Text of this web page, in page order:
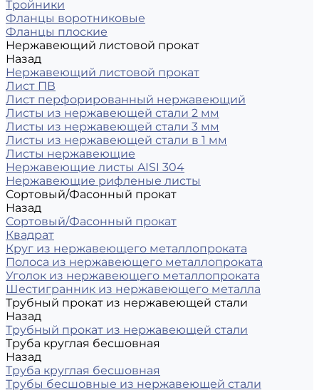
Тройники
Фланцы воротниковые
Фланцы плоские
Нержавеющий листовой прокат
Назад
Нержавеющий листовой прокат
Лист ПВ
Лист перфорированный нержавеющий
Листы из нержавеющей стали 2 мм
Листы из нержавеющей стали 3 мм
Листы из нержавеющей стали в 1 мм
Листы нержавеющие
Нержавеющие листы AISI 304
Нержавеющие рифленые листы
Сортовый/Фасонный прокат
Назад
Сортовый/Фасонный прокат
Квадрат
Круг из нержавеющего металлопроката
Полоса из нержавеющего металлопроката
Уголок из нержавеющего металлопроката
Шестигранник из нержавеющего металла
Трубный прокат из нержавеющей стали
Назад
Трубный прокат из нержавеющей стали
Труба круглая бесшовная
Назад
Труба круглая бесшовная
Трубы бесшовные из нержавеющей стали